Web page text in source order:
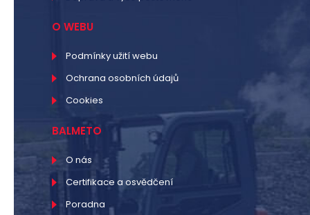
O WEBU
Podmínky užití webu
Ochrana osobních údajů
Cookies
BALMETO
O nás
Certifikace a osvědčení
Poradna